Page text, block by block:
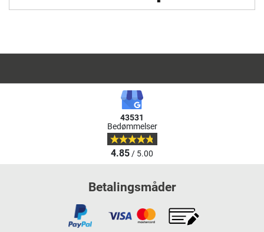
43531
Bedømmelser
4.85/ 5.00
Betalingsmåder